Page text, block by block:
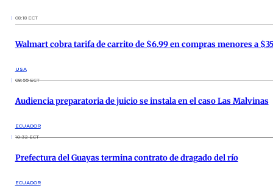
08:18 ECT
Walmart cobra tarifa de carrito de $6.99 en compras menores a
USA
08:55 ECT
Audiencia preparatoria de juicio se instala en el caso Las Malvinas
ECUADOR
10:32 ECT
Prefectura del Guayas termina contrato de dragado del río
ECUADOR